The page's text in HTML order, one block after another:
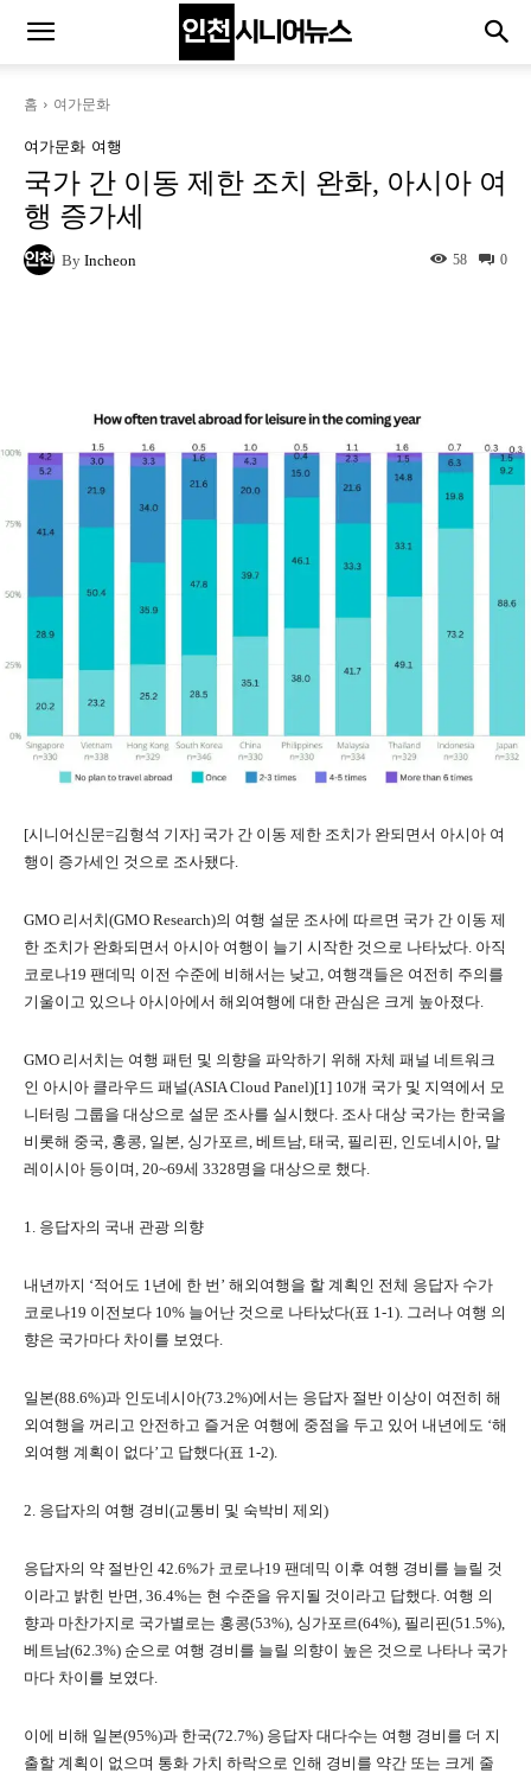
홈 여가문화
여가문화 여행
국가 간 이동 제한 조치 완화, 아시아 여
행 증가세
By Incheon 0
58
[시니어신문=김형석 기자] 국가 간 이동 제한 조치가 완되면서 아시아 여
행이 증가세인 것으로 조사됐다.
GMO 리서치(GMO Research)의 여행 설문 조사에 따르면 국가 간 이동 제
한 조치가 완화되면서 아시아 여행이 늘기 시작한 것으로 나타났다. 아직
코로나19 팬데믹 이전 수준에 비해서는 낮고, 여행객들은 여전히 주의를
기울이고 있으나 아시아에서 해외여행에 대한 관심은 크게 높아졌다.
GMO 리서치는 여행 패턴 및 의향을 파악하기 위해 자체 패널 네트워크
인 아시아 클라우드 패널(ASIA Cloud Panel)[1] 10개 국가 및 지역에서 모
니터링 그룹을 대상으로 설문 조사를 실시했다. 조사 대상 국가는 한국을
비롯해 중국, 홍콩, 일본, 싱가포르, 베트남, 태국, 필리핀, 인도네시아, 말
레이시아 등이며, 20~69세 3328명을 대상으로 했다.
1. 응답자의 국내 관광 의향
내년까지 ‘적어도 1년에 한 번’ 해외여행을 할 계획인 전체 응답자 수가
코로나19 이전보다 10% 늘어난 것으로 나타났다(표 1-1). 그러나 여행 의
향은 국가마다 차이를 보였다.
일본(88.6%)과 인도네시아(73.2%)에서는 응답자 절반 이상이 여전히 해
외여행을 꺼리고 안전하고 즐거운 여행에 중점을 두고 있어 내년에도 ‘해
외여행 계획이 없다’고 답했다(표 1-2).
2. 응답자의 여행 경비(교통비 및 숙박비 제외)
응답자의 약 절반인 42.6%가 코로나19 팬데믹 이후 여행 경비를 늘릴 것
이라고 밝힌 반면, 36.4%는 현 수준을 유지될 것이라고 답했다. 여행 의
향과 마찬가지로 국가별로는 홍콩(53%), 싱가포르(64%), 필리핀(51.5%),
베트남(62.3%) 순으로 여행 경비를 늘릴 의향이 높은 것으로 나타나 국가
마다 차이를 보였다.
이에 비해 일본(95%)과 한국(72.7%) 응답자 대다수는 여행 경비를 더 지
출할 계획이 없으며 통화 가치 하락으로 인해 경비를 약간 또는 크게 줄